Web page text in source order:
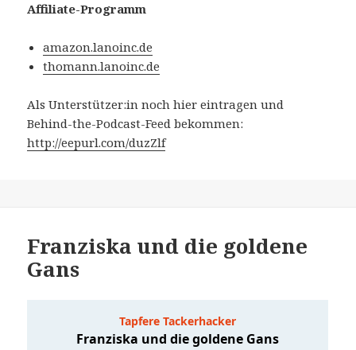
Affiliate-Programm
amazon.lanoinc.de
thomann.lanoinc.de
Als Unterstützer:in noch hier eintragen und
Behind-the-Podcast-Feed bekommen:
http://eepurl.com/duzZlf
Franziska und die goldene
Gans